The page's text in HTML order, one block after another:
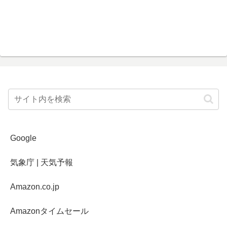
Google
気象庁 | 天気予報
Amazon.co.jp
Amazonタイムセール